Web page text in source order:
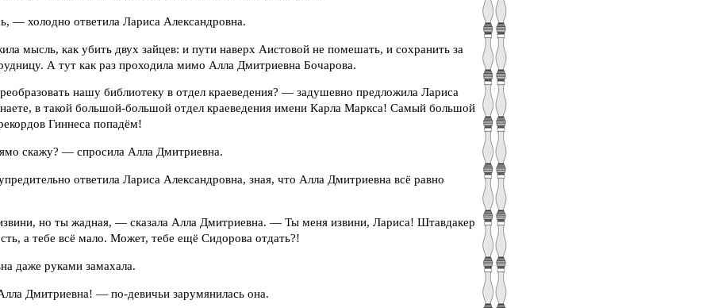
— холодно ответила Лариса Александровна.
мысль, как убить двух зайцев: и пути наверх Аистовой не помешать, и сохранить за
А тут как раз проходила мимо Алла Дмитриевна Бочарова.
нашу библиотеку в отдел краеведения? — задушевно предложила Лариса
в такой большой-большой отдел краеведения имени Карла Маркса! Самый большой
Гиннеса попадём!
скажу? — спросила Алла Дмитриевна.
ответила Лариса Александровна, зная, что Алла Дмитриевна всё равно
но ты жадная, — сказала Алла Дмитриевна. — Ты меня извини, Лариса! Штавдакер
а тебе всё мало. Может, тебе ещё Сидорова отдать?!
даже руками замахала.
Дмитриевна! — по-девичьи зарумянилась она.